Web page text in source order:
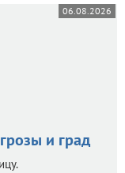
06.08.2026
и град